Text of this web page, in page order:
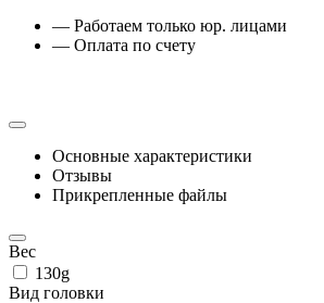
— Работаем только юр. лицами
— Оплата по счету
Основные характеристики
Отзывы
Прикрепленные файлы
Вес
130g
Вид головки